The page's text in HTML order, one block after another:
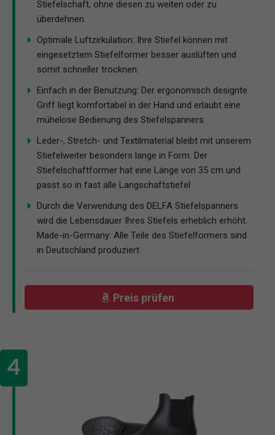
Stiefelschaft, ohne diesen zu weiten oder zu
überdehnen.
Optimale Luftzirkulation: Ihre Stiefel können mit
eingesetztem Stiefelformer besser auslüften und
somit schneller trocknen.
Einfach in der Benutzung: Der ergonomisch designte
Griff liegt komfortabel in der Hand und erlaubt eine
mühelose Bedienung des Stiefelspanners.
Leder-, Stretch- und Textilmaterial bleibt mit unserem
Stiefelweiter besonders lange in Form. Der
Stiefelschaftformer hat eine Länge von 35 cm und
passt so in fast alle Langschaftstiefel
Durch die Verwendung des DELFA Stiefelspanners
wird die Lebensdauer Ihres Stiefels erheblich erhöht.
Made-in-Germany: Alle Teile des Stiefelformers sind
in Deutschland produziert.
Preis prüfen